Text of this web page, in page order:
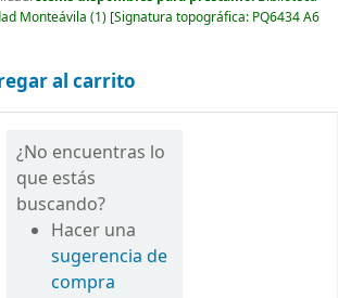
Monteávila (1) Signatura topográfica: PQ6434 A6
al carrito
¿No encuentras lo
que estás
buscando?
Hacer una
sugerencia de
compra